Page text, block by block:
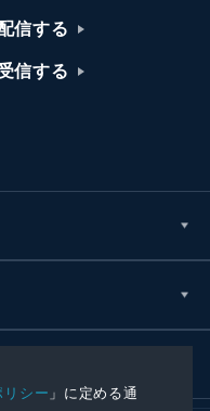
リシー 」に定める通
信する
信する